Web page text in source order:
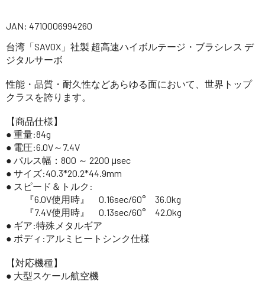
JAN: 4710006994260
台湾「SAVOX」社製 超高速ハイボルテージ・ブラシレス デ
ジタルサーボ
性能・品質・耐久性などあらゆる面において、世界トップ
クラスを誇ります。
【商品仕様】
● 重量:84g
● 電圧:6.0V～7.4V
● パルス幅：800 ～ 2200 μsec
● サイズ:40.3*20.2*44.9mm
● スピード＆トルク:
『6.0V使用時』 0.16sec/60° 36.0kg
『7.4V使用時』 0.13sec/60° 42.0kg
● ギア:特殊メタルギア
● ボディ:アルミヒートシンク仕様
【対応機種】
● 大型スケール航空機